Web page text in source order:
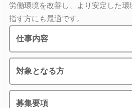
労働環境を改善し、より安定した環
指す方にも最適です。
仕事内容
対象となる方
募集要項